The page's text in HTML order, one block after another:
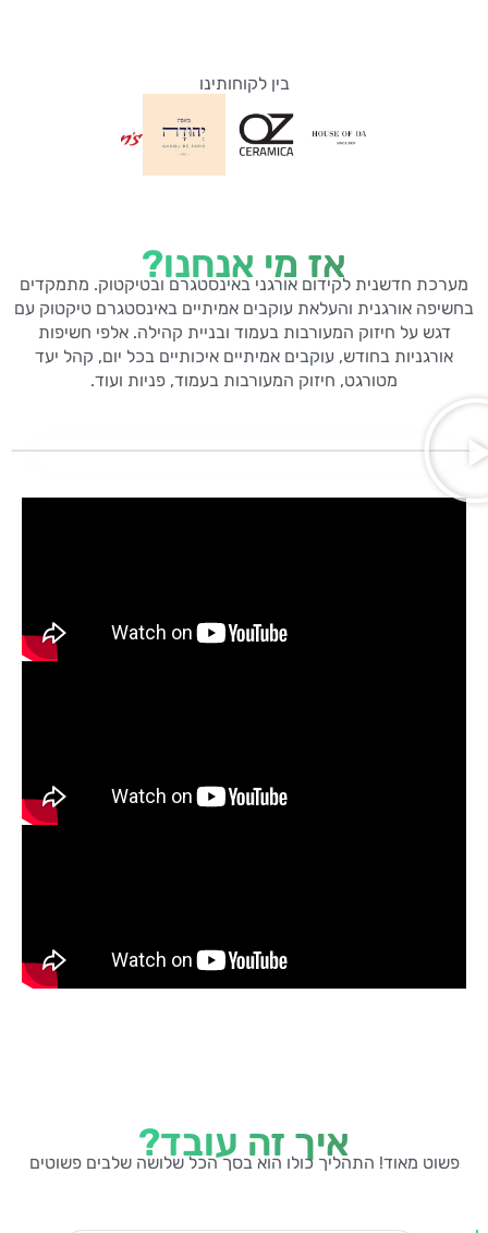
בין לקוחותינו
אז מי אנחנו?
מערכת חדשנית לקידום אורגני באינסטגרם ובטיקטוק. מתמקדים
בחשיפה אורגנית והעלאת עוקבים אמיתיים באינסטגרם טיקטוק עם
דגש על חיזוק המעורבות בעמוד ובניית קהילה. אלפי חשיפות
אורגניות בחודש, עוקבים אמיתיים איכותיים בכל יום, קהל יעד
מטורגט, חיזוק המעורבות בעמוד, פניות ועוד.
איך זה עובד?
פשוט מאוד! התהליך כולו הוא בסך הכל שלושה שלבים פשוטים